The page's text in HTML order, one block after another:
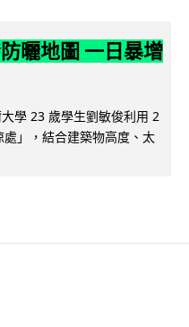
曬地圖 一日暴增
學 23 歲學生劉敏俊利用 2
」，結合建築物高度、太